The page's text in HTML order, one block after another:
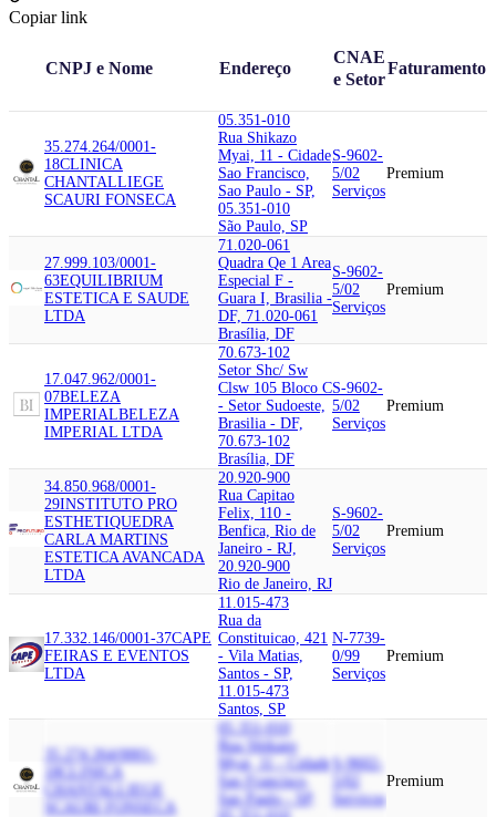
Copiar link
CNPJ e Nome Endereço
CNAE
e Setor
Faturamento
35.274.264/0001-
18CLINICA
CHANTALLIEGE
SCAURI FONSECA
05.351-010
Rua Shikazo
Myai, 11 - Cidade
Sao Francisco,
Sao Paulo - SP,
05.351-010
São Paulo, SP
S-9602-
5/02
Serviços
Premium
27.999.103/0001-
63EQUILIBRIUM
ESTETICA E SAUDE
LTDA
71.020-061
Quadra Qe 1 Area
Especial F -
Guara I, Brasilia -
DF, 71.020-061
Brasília, DF
S-9602-
5/02
Serviços
Premium
17.047.962/0001-
07BELEZA
IMPERIALBELEZA
IMPERIAL LTDA
70.673-102
Setor Shc/ Sw
Clsw 105 Bloco C
- Setor Sudoeste,
Brasilia - DF,
70.673-102
Brasília, DF
S-9602-
5/02
Serviços
Premium
34.850.968/0001-
29INSTITUTO PRO
ESTHETIQUEDRA
CARLA MARTINS
ESTETICA AVANCADA
LTDA
20.920-900
Rua Capitao
Felix, 110 -
Benfica, Rio de
Janeiro - RJ,
20.920-900
Rio de Janeiro, RJ
S-9602-
5/02
Serviços
Premium
17.332.146/0001-37CAPE
FEIRAS E EVENTOS
LTDA
11.015-473
Rua da
Constituicao, 421
- Vila Matias,
Santos - SP,
11.015-473
Santos, SP
N-7739-
0/99
Serviços
Premium
35.274.264/0001-
CLINICA
CHANTALLIEGE
SCAURI FONSECA
05.351-010
Rua Shikazo
Myai, 11 - Cidade
Sao Francisco,
Sao Paulo - SP,
S-9602-
Serviços
Premium